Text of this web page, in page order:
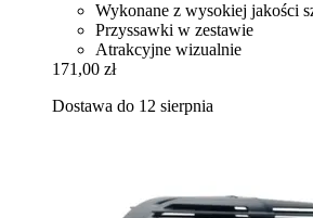
Wykonane z wysokiej jakości
Przyssawki w zestawie
Atrakcyjne wizualnie
171,00 zł
Dostawa do 12 sierpnia